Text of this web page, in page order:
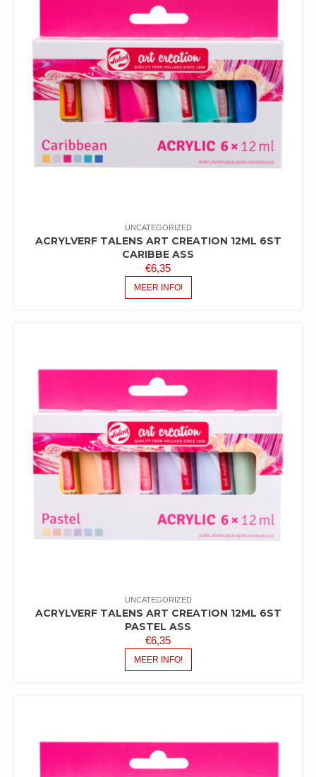
UNCATEGORIZED
ACRYLVERF TALENS ART CREATION 12ML 6ST
CARIBBE ASS
€6,35
MEER INFO!
UNCATEGORIZED
ACRYLVERF TALENS ART CREATION 12ML 6ST
PASTEL ASS
€6,35
MEER INFO!